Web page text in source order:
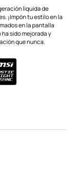
líquida de
¡Impón tu estilo en la
en la pantalla
ha sido mejorada y
que nunca.